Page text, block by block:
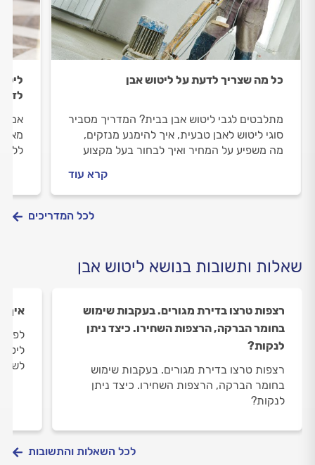
כל מה שצריך לדעת על ליטוש אבן
מתלבטים לגבי ליטוש אבן בבית? המדריך מסביר
סוגי ליטוש לאבן טבעית, איך להימנע מנזקים,
מה משפיע על המחיר ואיך לבחור בעל מקצוע
קרא עוד
אם
לכל המדריכים
שאלות ותשובות בנושא ליטוש אבן
רצפות טרצו בדירת מגורים. בעקבות שימוש
בחומר הברקה, הרצפות השחירו. כיצד ניתן
לנקות?
רצפות טרצו בדירת מגורים. בעקבות שימוש
בחומר הברקה, הרצפות השחירו. כיצד ניתן
לנקות?
איך
לכל השאלות והתשובות